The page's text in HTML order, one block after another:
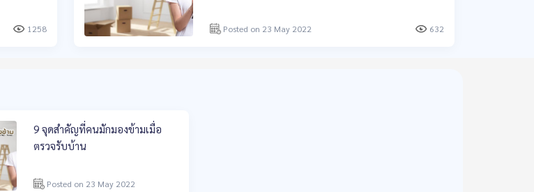
1258 Posted on 23 May 2022 632
9 จุดสำคัญที่คนมักมองข้ามเมื่อ
ตรวจรับบ้าน
Posted on 23 May 2022